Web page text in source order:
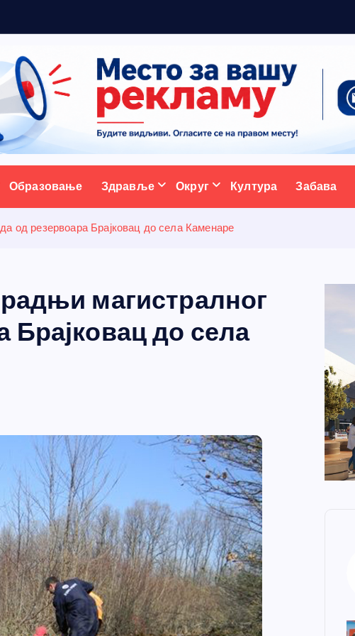
портал
Образовање Здравље Округ Култура Забава
од резервоара Брајковац до села Каменаре
магистралног
Брајковац до села